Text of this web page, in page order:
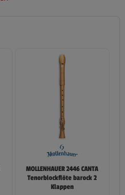
MOLLENHAUER 2446 CANTA
Tenorblockflöte barock 2
Klappen